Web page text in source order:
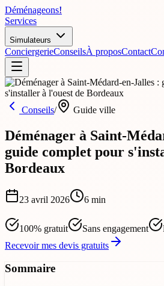
Déménageons!
Services
Simulateurs
ConciergerieConseilsÀ proposContact
Conseils/ Guide ville
Déménager à Saint-
guide complet pour
Bordeaux
23 avril 2026 6 min
100% gratuit Sans engagement
Recevoir mes devis gratuits
Sommaire